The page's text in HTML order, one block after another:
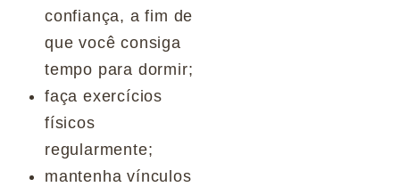
confiança, a fim de
que você consiga
tempo para dormir;
faça exercícios
físicos
regularmente;
mantenha vínculos